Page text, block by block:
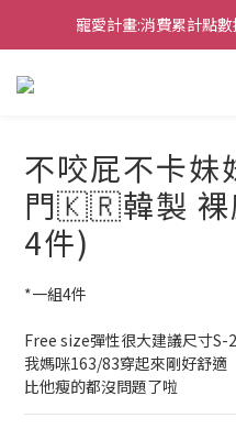
Welcome to
寵愛計畫:消費累計點
Welcome to
不咬屁不卡妹
門🇰🇷韓製 裸
4件)
*一組4件
Free size彈性很大建議尺寸S-
我媽咪163/83穿起來剛好舒適
比他瘦的都沒問題了啦